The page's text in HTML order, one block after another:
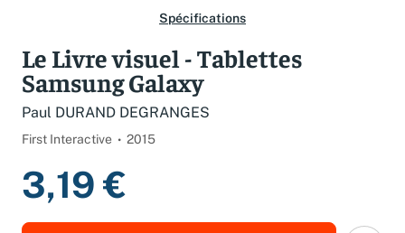
Le Livre visuel - Tablettes
Samsung Galaxy
3,19 €